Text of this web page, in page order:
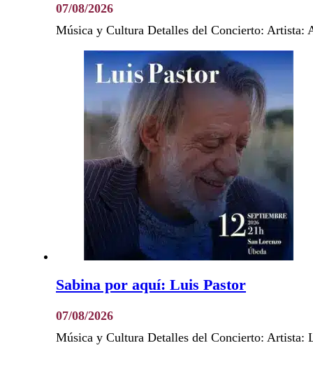
07/08/2026
Música y Cultura Detalles del Concierto: Artista:
Sabina por aquí: Luis Pastor
07/08/2026
Música y Cultura Detalles del Concierto: Artista: